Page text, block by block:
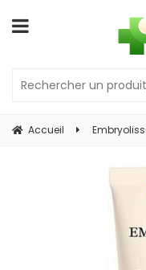
Accueil